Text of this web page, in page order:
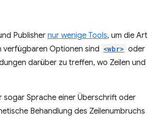
Publishernur wenige Tools, um die Art
verfügbaren Optionen sind <wbr> oder
darüber zu treffen, wo Zeilen und
sogar Sprache einer Überschrift oder
Behandlung des Zeilenumbruchs